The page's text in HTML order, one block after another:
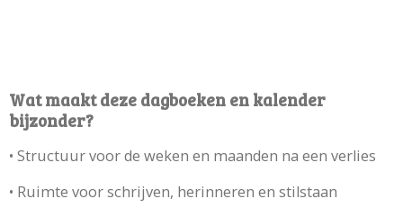
Wat maakt deze dagboeken en kalender
bijzonder?
• Structuur voor de weken en maanden na een verlies
• Ruimte voor schrijven, herinneren en stilstaan